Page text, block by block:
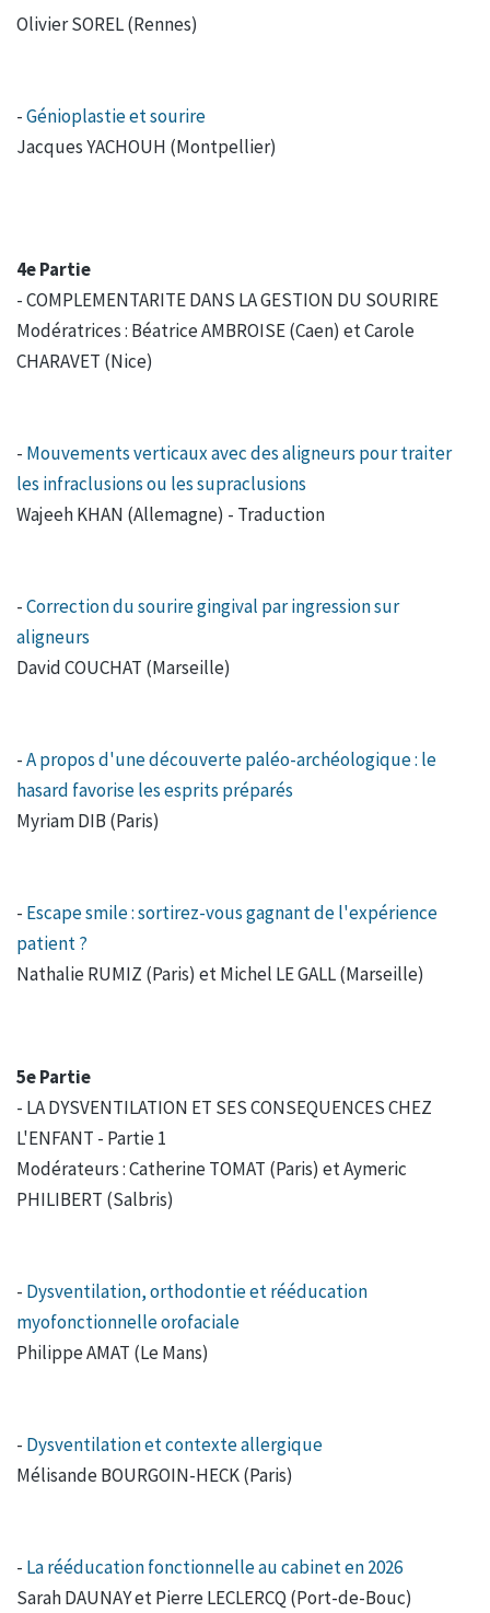
Olivier SOREL (Rennes)
-Génioplastie et sourire
Jacques YACHOUH (Montpellier)
4e Partie
- COMPLEMENTARITE DANS LA GESTION DU SOURIRE
Modératrices : Béatrice AMBROISE (Caen) et Carole
CHARAVET (Nice)
- Mouvements verticaux avec des aligneurs pour traiter
les infraclusions ou les supraclusions
Wajeeh KHAN (Allemagne) - Traduction
-Correction du sourire gingival par ingression sur
aligneurs
David COUCHAT (Marseille)
-A propos d'une découverte paléo-archéologique : le
hasard favorise les esprits préparés
Myriam DIB (Paris)
- Escape smile : sortirez-vous gagnant de l'expérience
patient ?
Nathalie RUMIZ (Paris) et Michel LE GALL (Marseille)
5e Partie
- LA DYSVENTILATION ET SES CONSEQUENCES CHEZ
L'ENFANT - Partie 1
Modérateurs : Catherine TOMAT (Paris) et Aymeric
PHILIBERT (Salbris)
- Dysventilation, orthodontie et rééducation
myofonctionnelle orofaciale
Philippe AMAT (Le Mans)
- Dysventilation et contexte allergique
Mélisande BOURGOIN-HECK (Paris)
- La rééducation fonctionnelle au cabinet en 2026
Sarah DAUNAY et Pierre LECLERCQ (Port-de-Bouc)